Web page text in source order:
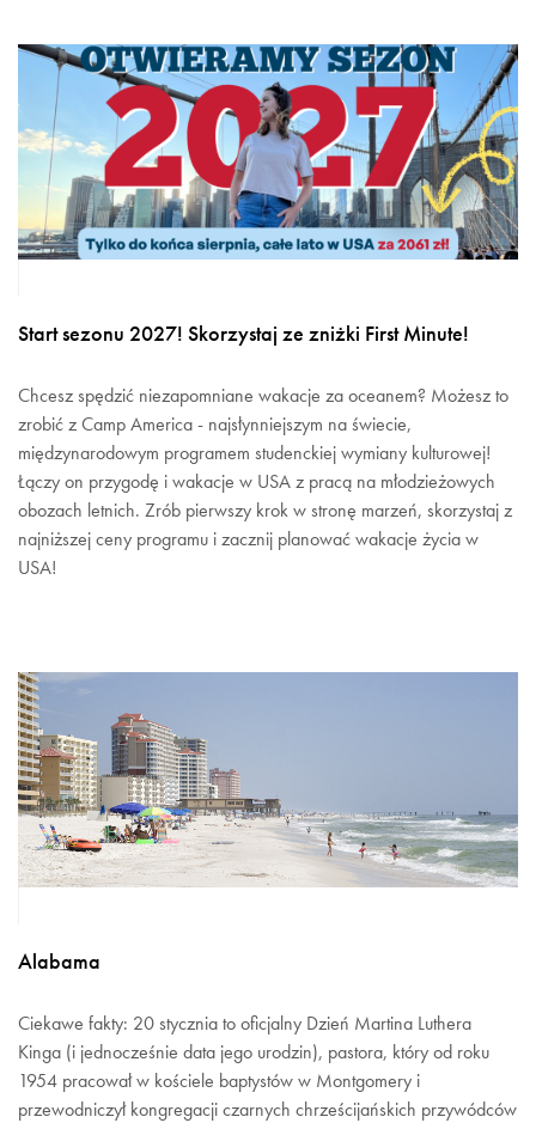
Start sezonu 2027! Skorzystaj ze zniżki First Minute!
Chcesz spędzić niezapomniane wakacje za oceanem? Możesz to
zrobić z Camp America - najsłynniejszym na świecie,
międzynarodowym programem studenckiej wymiany kulturowej!
Łączy on przygodę i wakacje w USA z pracą na młodzieżowych
obozach letnich. Zrób pierwszy krok w stronę marzeń, skorzystaj z
najniższej ceny programu i zacznij planować wakacje życia w
USA!
Alabama
Ciekawe fakty: 20 stycznia to oficjalny Dzień Martina Luthera
Kinga (i jednocześnie data jego urodzin), pastora, który od roku
1954 pracował w kościele baptystów w Montgomery i
przewodniczył kongregacji czarnych chrześcijańskich przywódców